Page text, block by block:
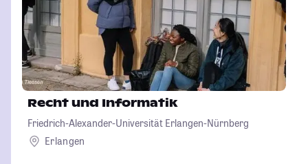
Recht und Informatik
Friedrich-Alexander-Universität Erlangen-Nürnberg
Erlangen